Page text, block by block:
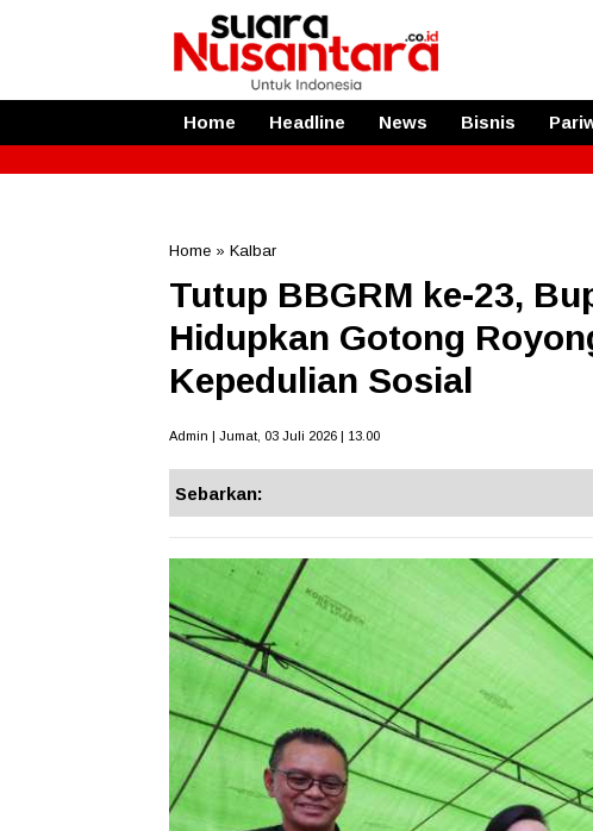
Home Headline News Bisnis
Home » Kalbar
Tutup BBGRM ke-23,
Hidupkan Gotong
Kepedulian Sosial
Admin | Jumat, 03 Juli 2026 | 13.00
Sebarkan: